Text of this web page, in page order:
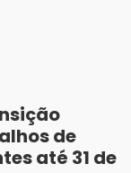
de
até 31 de